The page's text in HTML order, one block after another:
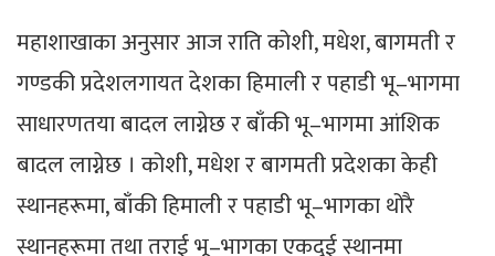
महाशाखाका अनुसार आज राति कोशी, मधेश, बागमती र
गण्डकी प्रदेशलगायत देशका हिमाली र पहाडी भू–भागमा
साधारणतया बादल लाग्नेछ र बाँकी भू–भागमा आंशिक
बादल लाग्नेछ । कोशी, मधेश र बागमती प्रदेशका केही
स्थानहरूमा, बाँकी हिमाली र पहाडी भू–भागका थोरै
स्थानहरूमा तथा तराई भू–भागका एकदुई स्थानमा